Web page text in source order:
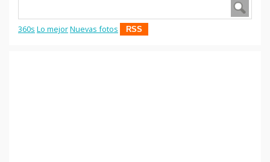
360s Lo mejorNuevas fotos RSS